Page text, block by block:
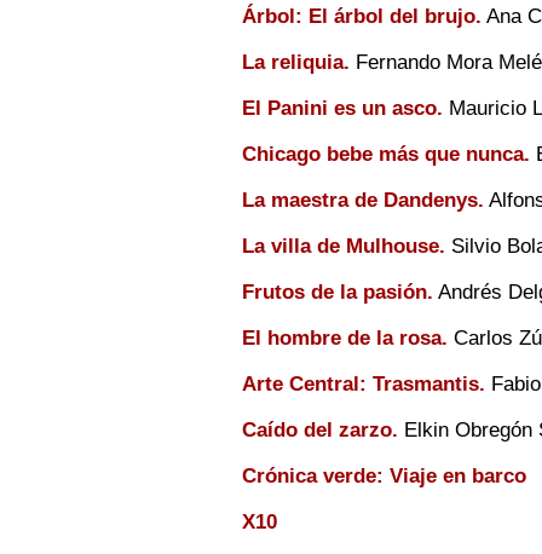
Árbol: El árbol del brujo. Ana
La reliquia. Fernando Mora
El Panini es un asco. Mauricio
Chicago bebe más que nunca.
La maestra de Dandenys.
La villa de Mulhouse. Silvio
Frutos de la pasión. Andrés
El hombre de la rosa. Carlos
Arte Central: Trasmantis.
Caído del zarzo. Elkin Obregón
Crónica verde: Viaje en barco
X10